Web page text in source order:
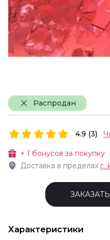
Распродан
+ 1 бонусов за покупку
Доставка в пределах г.
4.9 (3)
Характеристики